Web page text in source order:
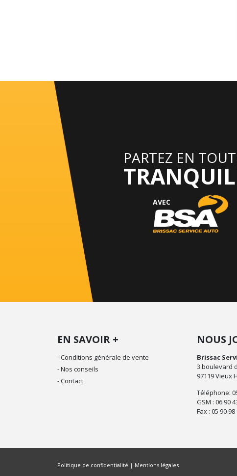
PARTEZ EN
AVEC
EN SAVOIR +
- Conditions générale de vente
- Nos conseils
- Contact
NOUS
Brissac
3 boulevard
97119 Vieux
Téléphone:
GSM : 06 90
Fax : 05 90 98
Politique de confidentialité Mentions légales